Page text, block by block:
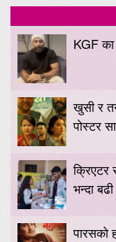
KGF
खुसी र
पोस्टर
भन्दा
पारसको